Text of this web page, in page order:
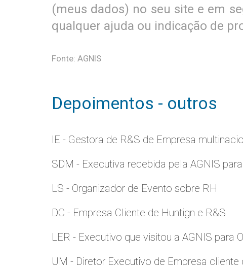
(meus dados) no seu site e em
qualquer ajuda ou indicação de
Fonte: AGNIS
Depoimentos - outros
IE - Gestora de R&S de Empresa
SDM - Executiva recebida pela AGNIS
LS - Organizador de Evento sobre RH
DC - Empresa Cliente de Huntign e R&S
LER - Executivo que visitou a AGNIS para
UM - Diretor Executivo de Empresa cliente